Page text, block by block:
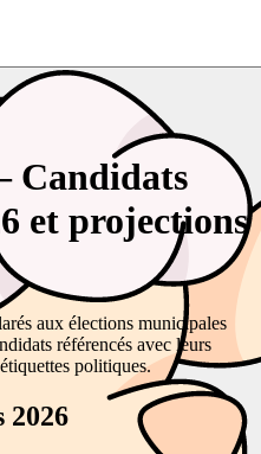
Candidats
et projections
aux élections municipales
référencés avec leurs
politiques.
2026